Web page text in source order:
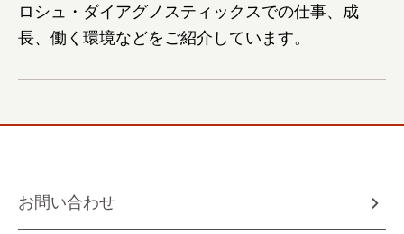
ロシュ・ダイアグノスティックスでの仕事、成
長、働く環境などをご紹介しています。
お問い合わせ